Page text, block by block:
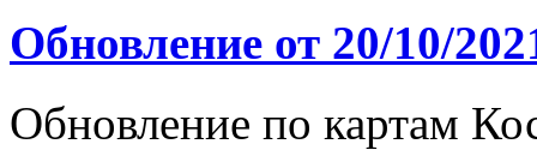
Обновление от 20/10/
Обновление по картам